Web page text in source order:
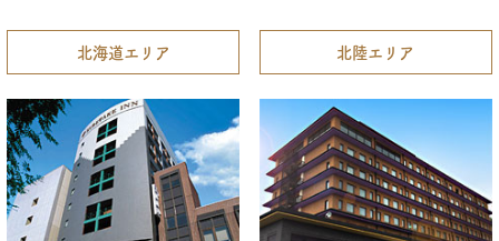
北海道エリア 北陸エリア